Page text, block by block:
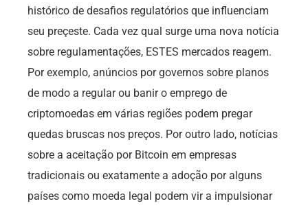
histórico de desafios regulatórios que influenciam
seu preçeste. Cada vez qual surge uma nova notícia
sobre regulamentações, ESTES mercados reagem.
Por exemplo, anúncios por governos sobre planos
de modo a regular ou banir o emprego de
criptomoedas em várias regiões podem pregar
quedas bruscas nos preços. Por outro lado, notícias
sobre a aceitação por Bitcoin em empresas
tradicionais ou exatamente a adoção por alguns
países como moeda legal podem vir a impulsionar